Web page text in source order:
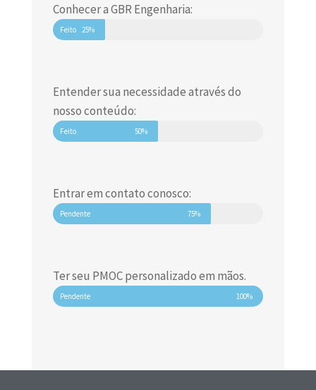
Conhecer a GBR Engenharia:
Feito 25%
Entender sua necessidade através do
nosso conteúdo:
Feito 50%
Entrar em contato conosco:
Pendente 75%
Ter seu PMOC personalizado em mãos.
Pendente 100%